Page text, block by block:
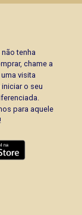
tenha
chame a
visita
o seu
para aquele